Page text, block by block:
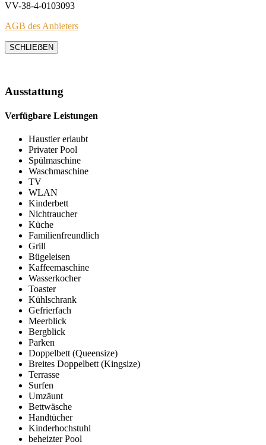
VV-38-4-0103093
AGB des Anbieters
SCHLIEẞEN
Ausstattung
Verfügbare Leistungen
Haustier erlaubt
Privater Pool
Spülmaschine
Waschmaschine
TV
WLAN
Kinderbett
Nichtraucher
Küche
Familienfreundlich
Grill
Bügeleisen
Kaffeemaschine
Wasserkocher
Toaster
Kühlschrank
Gefrierfach
Meerblick
Bergblick
Parken
Doppelbett (Queensize)
Breites Doppelbett (Kingsize)
Terrasse
Surfen
Umzäunt
Bettwäsche
Handtücher
Kinderhochstuhl
beheizter Pool